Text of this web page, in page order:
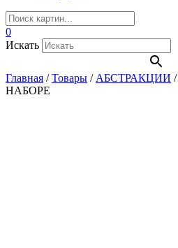
0
Искать
Главная /Товары / АБСТРАКЦИИ /
НАБОРЕ